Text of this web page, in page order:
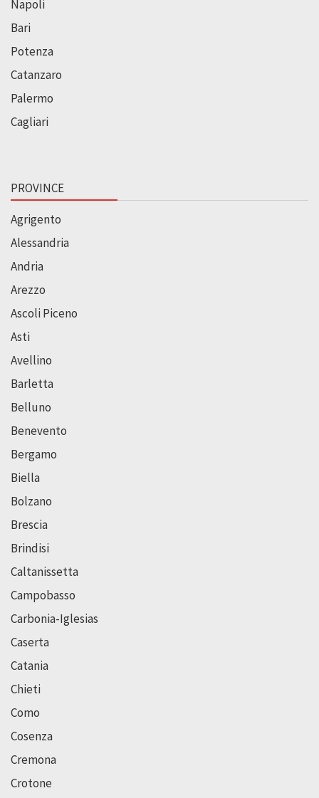
Napoli
Bari
Potenza
Catanzaro
Palermo
Cagliari
PROVINCE
Agrigento
Alessandria
Andria
Arezzo
Ascoli Piceno
Asti
Avellino
Barletta
Belluno
Benevento
Bergamo
Biella
Bolzano
Brescia
Brindisi
Caltanissetta
Campobasso
Carbonia-Iglesias
Caserta
Catania
Chieti
Como
Cosenza
Cremona
Crotone